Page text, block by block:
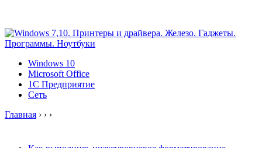
Windows 10
Microsoft Office
1C Предприятие
Сеть
Главная › › ›